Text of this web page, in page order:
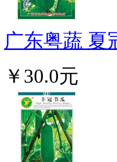
广东粤蔬 夏
￥30.0元